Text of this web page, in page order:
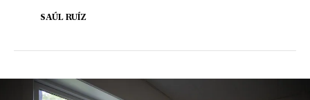
SAÚL RUÍZ